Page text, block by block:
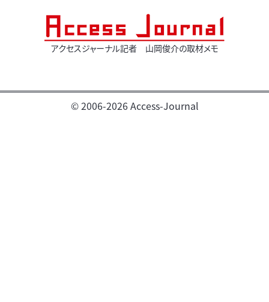
アクセスジャーナル記者 山岡俊介の取材メモ
© 2006-2026 Access-Journal